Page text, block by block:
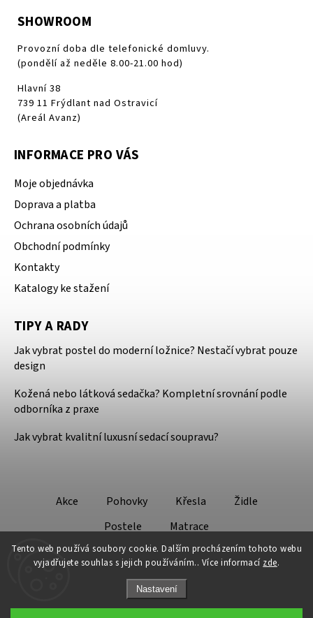
Tento web používá soubory cookie. Dalším procházením tohoto webu
vyjadřujete souhlas s jejich používáním.. Více informací zde.
Nastavení
SHOWROOM
Provozní doba dle telefonické domluvy.
(pondělí až neděle 8.00-21.00 hod)
Hlavní 38
739 11 Frýdlant nad Ostravicí
(Areál Avanz)
INFORMACE PRO VÁS
Moje objednávka
Doprava a platba
Ochrana osobních údajů
Obchodní podmínky
Kontakty
Katalogy ke stažení
TIPY A RADY
Jak vybrat postel do moderní ložnice? Nestačí vybrat pouze
design
Kožená nebo látková sedačka? Kompletní srovnání podle
odborníka z praxe
Jak vybrat kvalitní luxusní sedací soupravu?
Akce Pohovky Křesla
Židle
Postele
Matrace